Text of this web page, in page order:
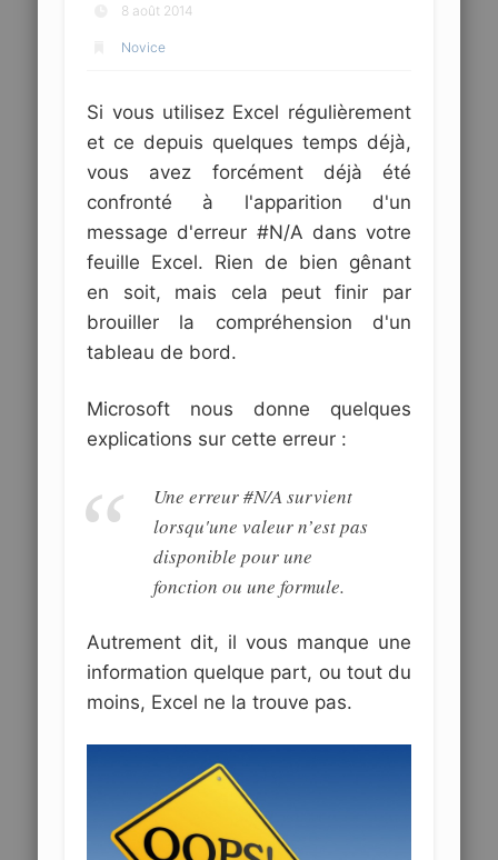
8 août 2014
Novice
Si vous utilisez Excel régulièrement
et ce depuis quelques temps déjà,
vous avez forcément déjà été
confronté à l'apparition d'un
message d'erreur #N/A dans votre
feuille Excel. Rien de bien gênant
en soit, mais cela peut finir par
brouiller la compréhension d'un
tableau de bord.
Microsoft nous donne quelques
explications sur cette erreur :
Une erreur #N/A survient
lorsqu'une valeur n’est pas
disponible pour une
fonction ou une formule.
Autrement dit, il vous manque une
information quelque part, ou tout du
moins, Excel ne la trouve pas.